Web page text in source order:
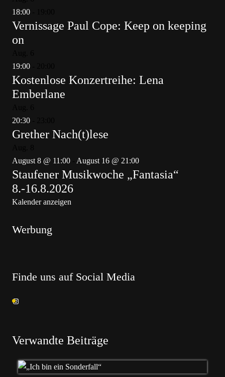
18:00
Vernissage Paul Cope: Keep on keeping
on
19:00
Kostenlose Konzertreihe: Lena
Emberlane
20:30
Grether Nach(t)lese
August 8 @ 11:00
August 16 @ 21:00
Staufener Musikwoche „Fantasia“
8.-16.8.2026
Kalender anzeigen
Werbung
Finde uns auf Social Media
Verwandte Beiträge